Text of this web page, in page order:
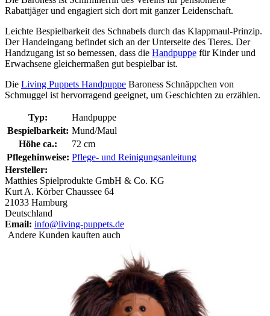
Rabattjäger und engagiert sich dort mit ganzer Leidenschaft.
Leichte Bespielbarkeit des Schnabels durch das Klappmaul-Prinzip.
Der Handeingang befindet sich an der Unterseite des Tieres. Der
Handzugang ist so bemessen, dass die Handpuppe für Kinder und
Erwachsene gleichermaßen gut bespielbar ist.
Die Living Puppets Handpuppe Baroness Schnäppchen von
Schmuggel ist hervorragend geeignet, um Geschichten zu erzählen.
Typ:
Handpuppe
Bespielbarkeit: Mund/Maul
Höhe ca.:
72 cm
Pflegehinweise: Pflege- und Reinigungsanleitung
Hersteller:
Matthies Spielprodukte GmbH & Co. KG
Kurt A. Körber Chaussee 64
21033 Hamburg
Deutschland
Email: info@living-puppets.de
Andere Kunden kauften auch